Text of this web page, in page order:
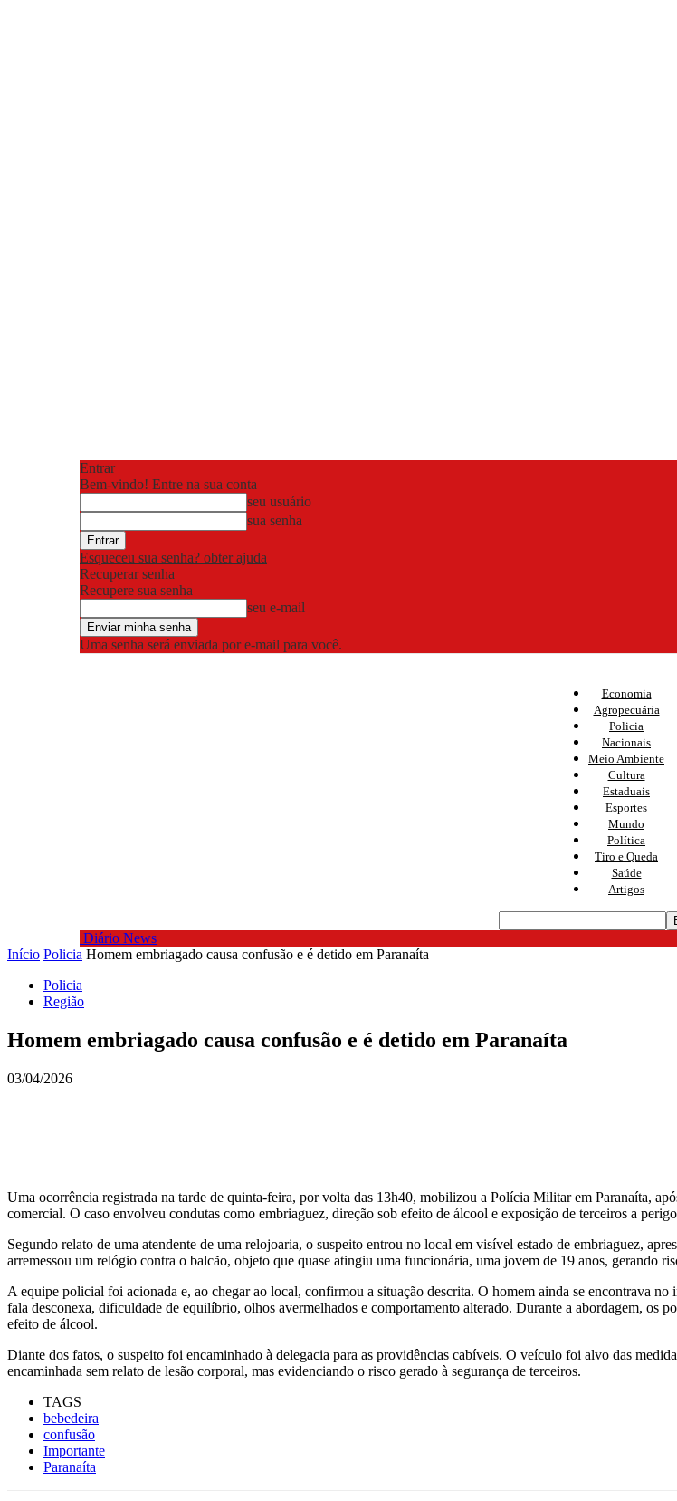
Entrar
Bem-vindo! Entre na sua conta
seu usuário
sua senha
Esqueceu sua senha? obter ajuda
Recuperar senha
Recupere sua senha
seu e-mail
Uma senha será enviada por e-mail para você.
Economia
Agropecuária
Policia
Nacionais
Meio Ambiente
Cultura
Estaduais
Esportes
Mundo
Política
Tiro e Queda
Saúde
Artigos
Diário News
Início Policia Homem embriagado causa confusão e é detido em Paranaíta
Policia
Região
Homem embriagado causa confusão e é detido em Paranaíta
03/04/2026
Uma ocorrência registrada na tarde de quinta-feira, por volta das 13h40, mobilizou a Polícia Militar em Paranaíta,
comercial. O caso envolveu condutas como embriaguez, direção sob efeito de álcool e exposição de terceiros a
Segundo relato de uma atendente de uma relojoaria, o suspeito entrou no local em visível estado de embriaguez,
arremessou um relógio contra o balcão, objeto que quase atingiu uma funcionária, uma jovem de 19 anos, gerando
A equipe policial foi acionada e, ao chegar ao local, confirmou a situação descrita. O homem ainda se encontrava
fala desconexa, dificuldade de equilíbrio, olhos avermelhados e comportamento alterado. Durante a abordagem,
efeito de álcool.
Diante dos fatos, o suspeito foi encaminhado à delegacia para as providências cabíveis. O veículo foi alvo das
encaminhada sem relato de lesão corporal, mas evidenciando o risco gerado à segurança de terceiros.
TAGS
bebedeira
confusão
Importante
Paranaíta